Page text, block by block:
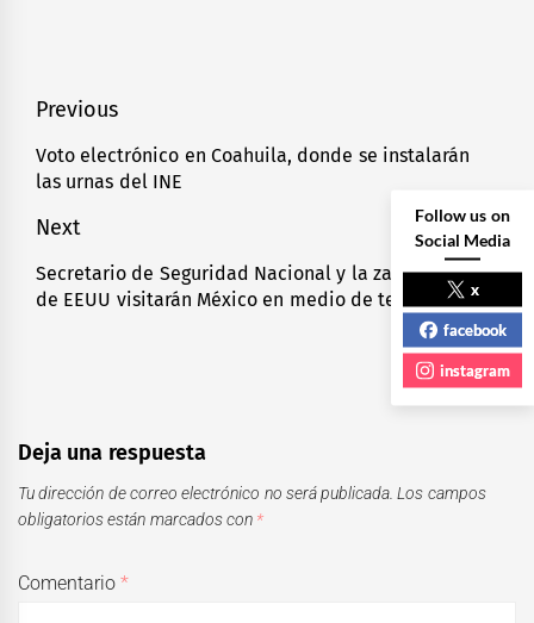
Navegación
de
entradas
Previous
Previous
post:
Voto electrónico en Coahuila, donde se instalarán
las urnas del INE
Next
Next
post:
Secretario de Seguridad Nacional y la zar Antidrogas
de EEUU visitarán México en medio de tensiones
Deja una respuesta
Tu dirección de correo electrónico no será publicada. Los campos
obligatorios están marcados con *
Comentario*
Follow us on
Social Media
x
facebook
instagram